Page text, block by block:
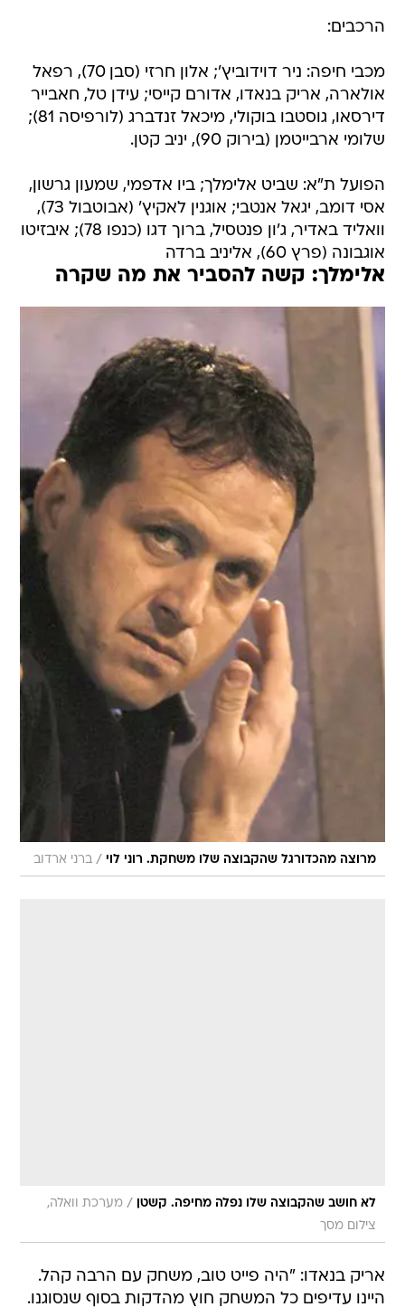
הרכבים:
מכבי חיפה: ניר דוידוביץ'; אלון חרזי (סבן 70), רפאל
אולארה, אריק בנאדו, אדורם קייסי; עידן טל, חאבייר
דירסאו, גוסטבו בוקולי, מיכאל זנדברג (לורפיסה 81);
שלומי ארבייטמן (בירוק 90), יניב קטן.
הפועל ת"א: שביט אלימלך; ביו אדפמי, שמעון גרשון,
אסי דומב, יגאל אנטבי; אוגנין לאקיץ' (אבוטבול 73),
וואליד באדיר, ג'ון פנטסיל, ברוך דגו (כנפו 78); איבזיטו
אוגבונה (פרץ 60), אליניב ברדה
אלימלך: קשה להסביר את מה שקרה
מרוצה מהכדורגל שהקבוצה שלו משחקת. רוני לוי / ברני ארדוב
לא חושב שהקבוצה שלו נפלה מחיפה. קשטן / מערכת וואלה,
צילום מסך
אריק בנאדו: "היה פייט טוב, משחק עם הרבה קהל.
היינו עדיפים כל המשחק חוץ מהדקות בסוף שנסוגנו.